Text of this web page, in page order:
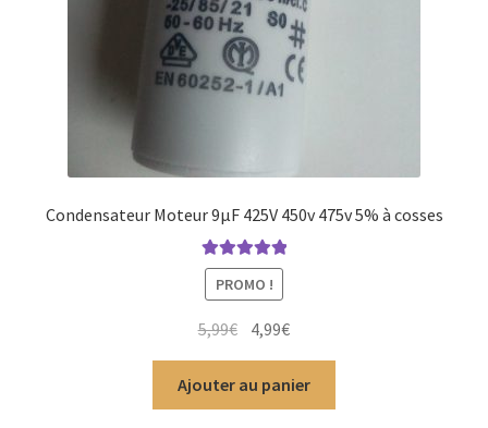
Condensateur Moteur 9µF 425V 450v 475v 5% à cosses
Note5.00sur
5
PROMO !
5,99€ Le
initial
était :
4,99€Le
actuel
est :
Ajouter au panier